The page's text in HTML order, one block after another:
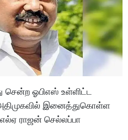
சென்ற ஓபிஎஸ் உள்ளிட்ட
இனைத்துகொள்ள
ராஜன் செல்லப்பா